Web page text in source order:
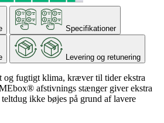
Specifikationer
Levering og retunering
og fugtigt klima, kræver til tider ekstra
afstivnings stænger giver ekstra
ikke bøjes på grund af lavere